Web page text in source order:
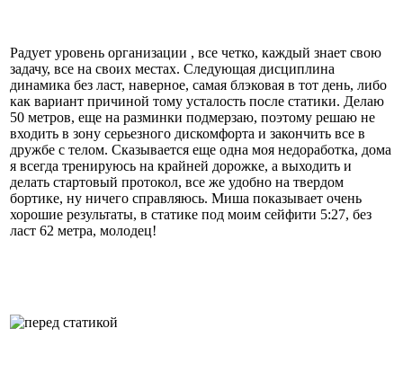
Радует уровень организации , все четко, каждый знает свою
задачу, все на своих местах. Следующая дисциплина
динамика без ласт, наверное, самая блэковая в тот день, либо
как вариант причиной тому усталость после статики. Делаю
50 метров, еще на разминки подмерзаю, поэтому решаю не
входить в зону серьезного дискомфорта и закончить все в
дружбе с телом. Сказывается еще одна моя недоработка, дома
я всегда тренируюсь на крайней дорожке, а выходить и
делать стартовый протокол, все же удобно на твердом
бортике, ну ничего справляюсь. Миша показывает очень
хорошие результаты, в статике под моим сейфити 5:27, без
ласт 62 метра, молодец!